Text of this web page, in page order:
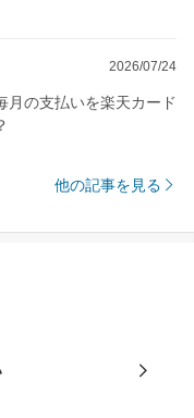
2026/07/24
月の支払いを楽天カード
他の記事を見る